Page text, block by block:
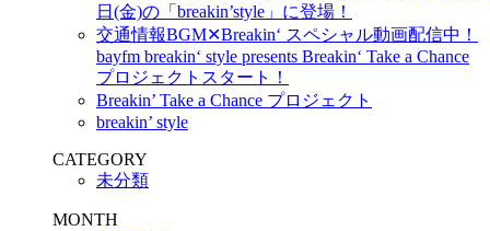
日(金)の「breakin’style」に登場！
交通情報BGM✕Breakin‘ スペシャル動画配信中！
bayfm breakin‘ style presents Breakin‘ Take a Chance
プロジェクトスタート！
Breakin’ Take a Chance プロジェクト
breakin’ style
CATEGORY
未分類
MONTH